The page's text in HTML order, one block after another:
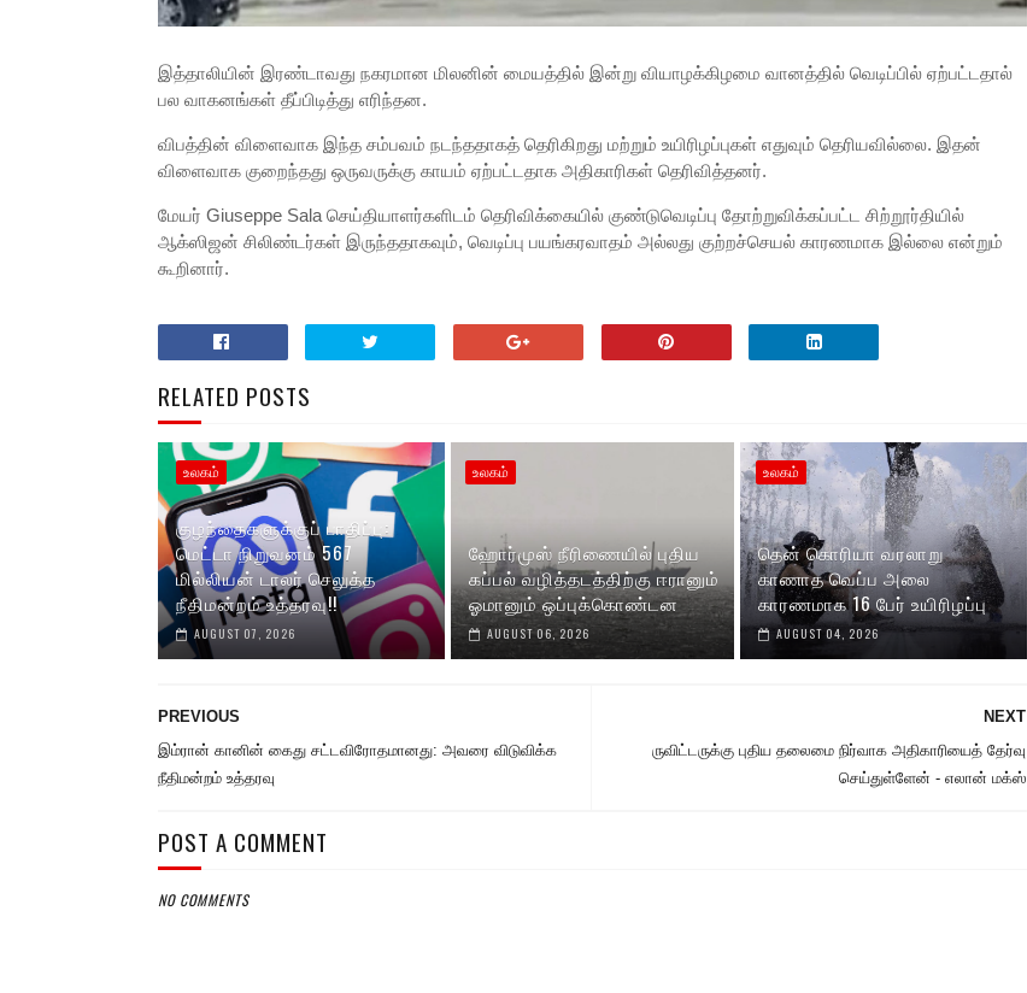
இத்தாலியின் இரண்டாவது நகரமான மிலனின் மையத்தில் இன்று வியாழக்கிழமை வானத்தில் வெடிப்பில் ஏற்பட்டதால்
பல வாகனங்கள் தீப்பிடித்து எரிந்தன.
விபத்தின் விளைவாக இந்த சம்பவம் நடந்ததாகத் தெரிகிறது மற்றும் உயிரிழப்புகள் எதுவும் தெரியவில்லை. இதன்
விளைவாக குறைந்தது ஒருவருக்கு காயம் ஏற்பட்டதாக அதிகாரிகள் தெரிவித்தனர்.
மேயர் Giuseppe Sala செய்தியாளர்களிடம் தெரிவிக்கையில் குண்டுவெடிப்பு தோற்றுவிக்கப்பட்ட சிற்றூர்தியில்
ஆக்ஸிஜன் சிலிண்டர்கள் இருந்ததாகவும், வெடிப்பு பயங்கரவாதம் அல்லது குற்றச்செயல் காரணமாக இல்லை என்றும்
கூறினார்.
RELATED POSTS
உலகம்
குழந்தைகளுக்குப் பாதிப்பு:
மெட்டா நிறுவனம் 567
மில்லியன் டாலர் செலுத்த
நீதிமன்றம் உத்தரவு!!
AUGUST 07, 2026
உலகம்
ஹோர்முஸ் நீரிணையில் புதிய
கப்பல் வழித்தடத்திற்கு ஈரானும்
ஓமானும் ஒப்புக்கொண்டன
AUGUST 06, 2026
உலகம்
தென் கொரியா வரலாறு
காணாத வெப்ப அலை
காரணமாக 16 பேர் உயிரிழப்பு
AUGUST 04, 2026
NEXT
ருவிட்டருக்கு புதிய தலைமை நிர்வாக அதிகாரியைத் தேர்வு
செய்துள்ளேன் - எலான் மக்ஸ்
PREVIOUS
இம்ரான் கானின் கைது சட்டவிரோதமானது: அவரை விடுவிக்க
நீதிமன்றம் உத்தரவு
POST A COMMENT
NO COMMENTS